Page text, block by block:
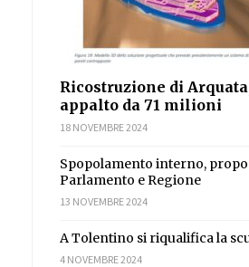
Ricostruzione di
appalto da 71 milioni
18 NOVEMBRE 2024
Spopolamento interno,
Parlamento e Regione
13 NOVEMBRE 2024
A Tolentino si riqualifica la
4 NOVEMBRE 2024